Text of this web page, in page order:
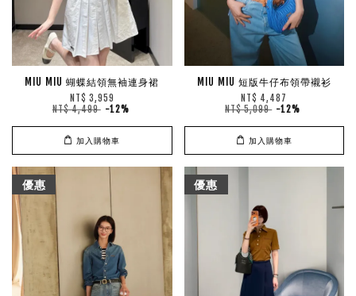
MIU MIU 蝴蝶結領無袖連身裙
NT$ 3,959
NT$ 4,499 -12%
加入購物車
MIU MIU 短版牛仔布領帶襯衫
NT$ 4,487
NT$ 5,099 -12%
加入購物車
優惠 優惠